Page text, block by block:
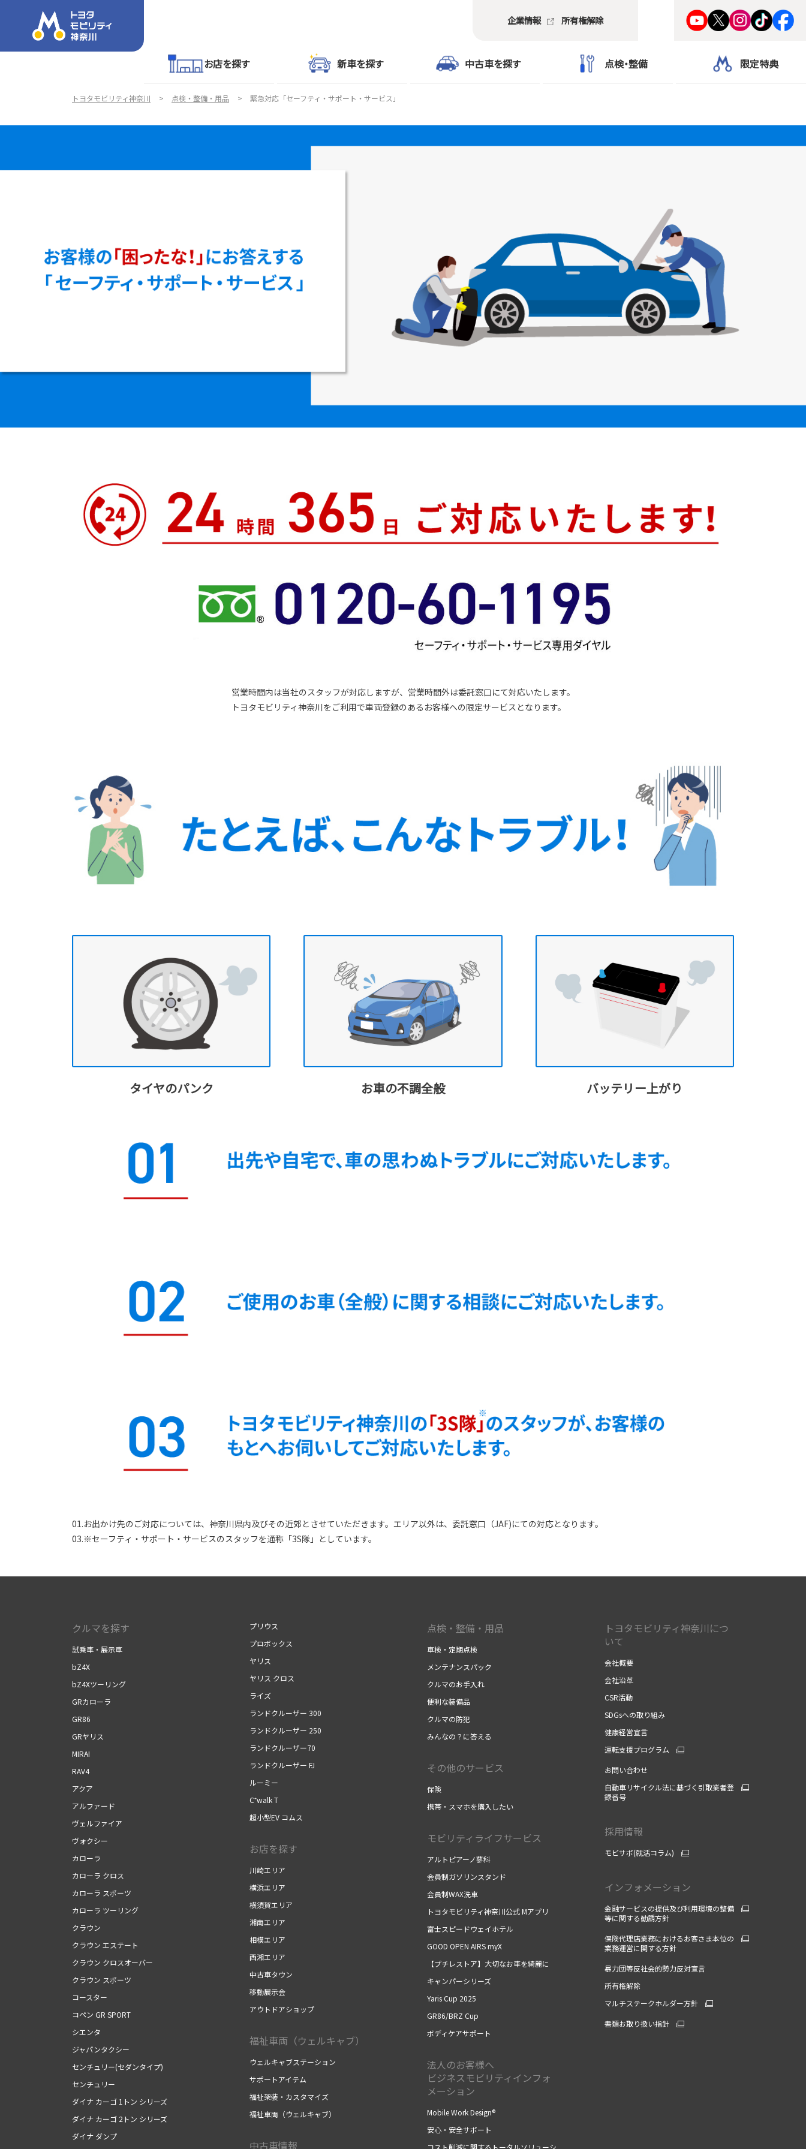
お店を探す 新車を探す 中古車を探す 点検・整備 限定特典
企業情報 所有権解除
トヨタモビリティ神奈川 点検・整備・用品 緊急対応「セーフティ・サポート・サービス」
営業時間内は当社のスタッフが対応しますが、営業時間外は委託窓口にて対応いたします。
トヨタモビリティ神奈川をご利用で車両登録のあるお客様への限定サービスとなります。
タイヤのパンク お車の不調全般 バッテリー上がり
01.お出かけ先のご対応については、神奈川県内及びその近郊とさせていただきます。エリア以外は、委託窓口（JAF)にての対応となります。
03.※セーフティ・サポート・サービスのスタッフを通称「3S隊」としています。
クルマを探す
試乗車・展示車
bZ4X
bZ4Xツーリング
GRカローラ
GR86
GRヤリス
MIRAI
RAV4
アクア
アルファード
ヴェルファイア
ヴォクシー
カローラ
カローラ クロス
カローラ スポーツ
カローラ ツーリング
クラウン
クラウン エステート
クラウン クロスオーバー
クラウン スポーツ
コースター
コペン GR SPORT
シエンタ
ジャパンタクシー
センチュリー(セダンタイプ)
センチュリー
ダイナ カーゴ 1トン シリーズ
ダイナ カーゴ 2トン シリーズ
ダイナ ダンプ
プリウス
プロボックス
ヤリス
ヤリス クロス
ライズ
ランドクルーザー 300
ランドクルーザー 250
ランドクルーザー70
ランドクルーザー FJ
ルーミー
C⁺walk T
超小型EV コムス
お店を探す
川崎エリア
横浜エリア
横須賀エリア
湘南エリア
相模エリア
西湘エリア
中古車タウン
移動展示会
アウトドアショップ
福祉車両（ウェルキャブ）
ウェルキャブステーション
サポートアイテム
福祉架装・カスタマイズ
福祉車両（ウェルキャブ）
中古車情報
点検・整備・用品
車検・定期点検
メンテナンスパック
クルマのお手入れ
便利な装備品
クルマの防犯
みんなの？に答える
その他のサービス
保険
携帯・スマホを購入したい
モビリティライフサービス
アルトピアーノ蓼科
会員制ガソリンスタンド
会員制WAX洗車
トヨタモビリティ神奈川公式 Mアプリ
富士スピードウェイホテル
GOOD OPEN AIRS myX
【プチレストア】大切なお車を綺麗に
キャンパーシリーズ
Yaris Cup 2025
GR86/BRZ Cup
ボディケアサポート
法人のお客様へ
ビジネスモビリティインフォ
メーション
Mobile Work Design®
安心・安全サポート
コスト削減に関するトータルソリューシ
トヨタモビリティ神奈川につ
いて
会社概要
会社沿革
CSR活動
SDGsへの取り組み
健康経営宣言
運転支援プログラム
お問い合わせ
自動車リサイクル法に基づく引取業者登
録番号
採用情報
モビサポ(就活コラム)
インフォメーション
金融サービスの提供及び利用環境の整備
等に関する勧誘方針
保険代理店業務におけるお客さま本位の
業務運営に関する方針
暴力団等反社会的勢力反対宣言
所有権解除
マルチステークホルダー方針
書類お取り扱い指針